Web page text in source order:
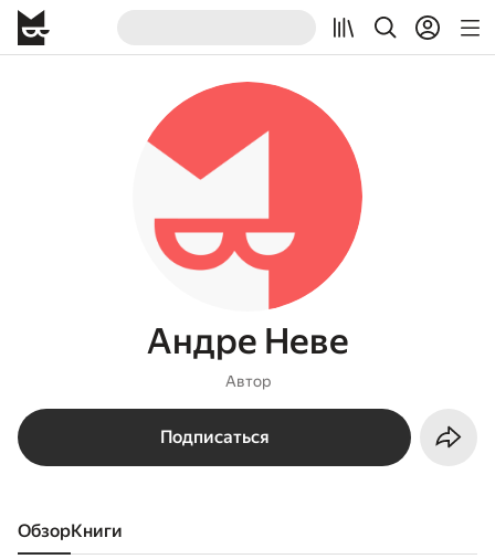
Андре Неве
Автор
Подписаться
Обзор книги